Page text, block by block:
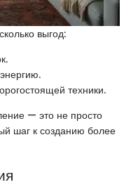
выгод:
техники.
— это не просто
шаг к созданию более